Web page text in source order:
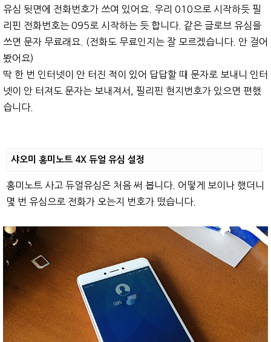
유심 뒷면에 전화번호가 쓰여 있어요. 우리 010으로 시작하듯 필
리핀 전화번호는 095로 시작하는 듯 합니다. 같은 글로브 유심을
쓰면 문자 무료래요. (전화도 무료인지는 잘 모르겠습니다. 안 걸어
봤어요)
딱 한 번 인터넷이 안 터진 적이 있어 답답할 때 문자로 보내니 인터
넷이 안 터져도 문자는 보내져서, 필리핀 현지번호가 있으면 편했
습니다.
샤오미 홍미노트 4X 듀얼 유심 설정
홍미노트 사고 듀얼유심은 처음 써 봅니다. 어떻게 보이나 했더니
몇 번 유심으로 전화가 오는지 번호가 떴습니다.